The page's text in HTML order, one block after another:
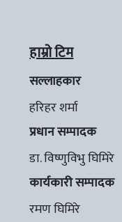
हाम्रो टिम
सल्लाहकार
हरिहर शर्मा
प्रधान सम्पादक
डा. विष्णुविभु घिमिरे
कार्यकारी सम्पादक
रमण घिमिरे